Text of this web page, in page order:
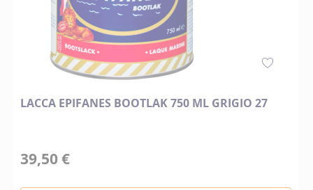
LACCA EPIFANES BOOTLAK 750 ML GRIGIO 27
39,50 €